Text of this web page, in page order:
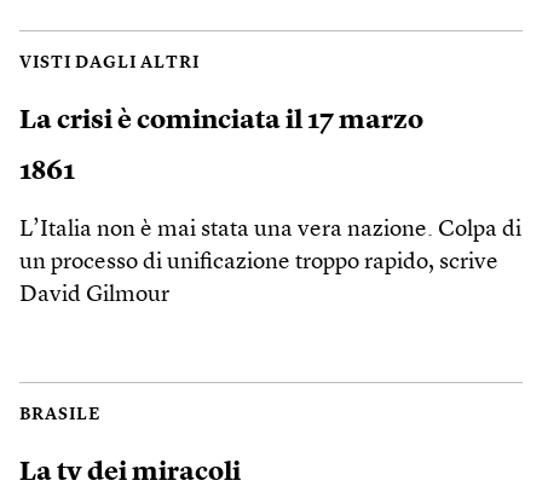
VISTI DAGLI ALTRI
La crisi è cominciata il 17 marzo
1861
L’Italia non è mai stata una vera nazione. Colpa di
un processo di unificazione troppo rapido, scrive
David Gilmour
BRASILE
La tv dei miracoli